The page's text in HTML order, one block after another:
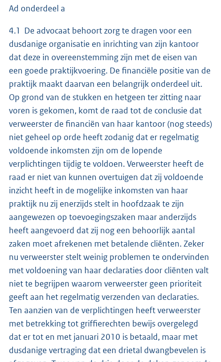
Ad onderdeel a
4.1 De advocaat behoort zorg te dragen voor een
dusdanige organisatie en inrichting van zijn kantoor
dat deze in overeenstemming zijn met de eisen van
een goede praktijkvoering. De financiële positie van de
praktijk maakt daarvan een belangrijk onderdeel uit.
Op grond van de stukken en hetgeen ter zitting naar
voren is gekomen, komt de raad tot de conclusie dat
verweerster de financiën van haar kantoor (nog steeds)
niet geheel op orde heeft zodanig dat er regelmatig
voldoende inkomsten zijn om de lopende
verplichtingen tijdig te voldoen. Verweerster heeft de
raad er niet van kunnen overtuigen dat zij voldoende
inzicht heeft in de mogelijke inkomsten van haar
praktijk nu zij enerzijds stelt in hoofdzaak te zijn
aangewezen op toevoegingszaken maar anderzijds
heeft aangevoerd dat zij nog een behoorlijk aantal
zaken moet afrekenen met betalende cliënten. Zeker
nu verweerster stelt weinig problemen te ondervinden
met voldoening van haar declaraties door cliënten valt
niet te begrijpen waarom verweerster geen prioriteit
geeft aan het regelmatig verzenden van declaraties.
Ten aanzien van de verplichtingen heeft verweerster
met betrekking tot griffierechten bewijs overgelegd
dat er tot en met januari 2010 is betaald, maar met
dusdanige vertraging dat een drietal dwangbevelen is